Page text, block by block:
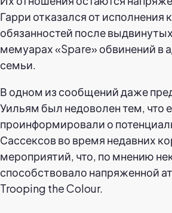
Гарри отказался от исполнения
обязанностей после
мемуарах «Spare» обвинений в
семьи.
В одном из сообщений даже
Уильям был недоволен тем, что
проинформировали о
Сассексов во время недавних
мероприятий, что, по мнению
способствовало напряженной
Trooping the Colour.